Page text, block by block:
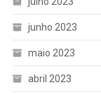
junho 2023
maio 2023
abril 2023